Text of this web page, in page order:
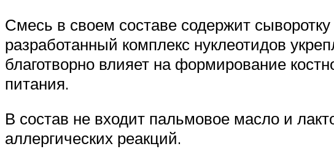
Смесь в своем составе содержит
разработанный комплекс нуклеотидов
благотворно влияет на формирование
питания.
В состав не входит пальмовое масло и
аллергических реакций.